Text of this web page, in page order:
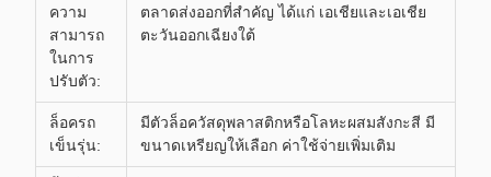
ความ
สามารถ
ในการ
ปรับตัว:
ตลาดส่งออกที่สำคัญ ได้แก่ เอเชียและเอเชีย
ตะวันออกเฉียงใต้
ล็อครถ
เข็นรุ่น:
มีตัวล็อควัสดุพลาสติกหรือโลหะผสมสังกะสี มี
ขนาดเหรียญให้เลือก ค่าใช้จ่ายเพิ่มเติม